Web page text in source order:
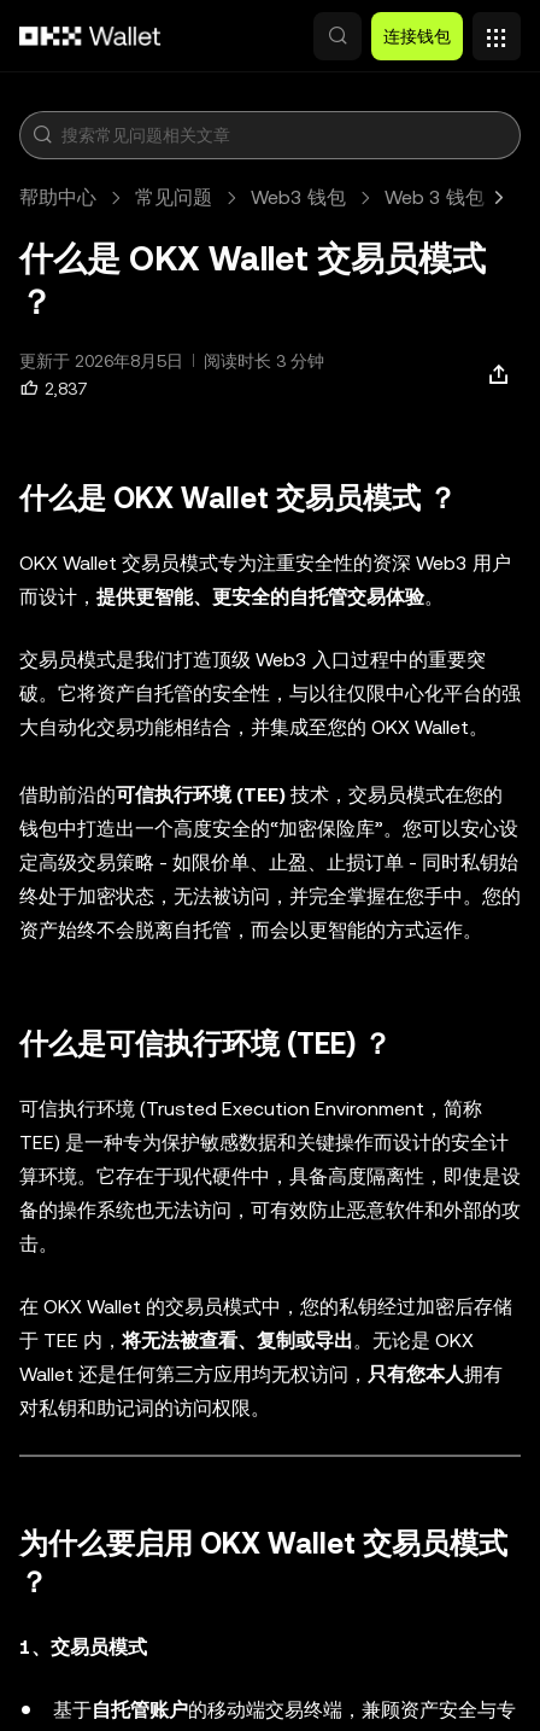
连接钱包
帮助中心 常见问题 Web3 钱包 Web 3 钱包
什么是 OKX Wallet 交易员模式
？
更新于 2026年8月5日
阅读时长 3 分钟
2,837
什么是 OKX Wallet 交易员模式 ？
OKX Wallet 交易员模式专为注重安全性的资深 Web3 用户
而设计， 提供更智能、更安全的自托管交易体验。
交易员模式是我们打造顶级 Web3 入口过程中的重要突
破。它将资产自托管的安全性，与以往仅限中心化平台的强
大自动化交易功能相结合，并集成至您的 OKX Wallet。
借助前沿的可信执行环境 (TEE) 技术， 交易员模式在您的
钱包中打造出一个高度安全的“加密保险库”。您可以安心设
定高级交易策略 - 如限价单、止盈、止损订单 - 同时私钥始
终处于加密状态，无法被访问，并完全掌握在您手中。您的
资产始终不会脱离自托管，而会以更智能的方式运作。
什么是可信执行环境 (TEE) ？
可信执行环境 (Trusted Execution Environment，简称
TEE) 是一种专为保护敏感数据和关键操作而设计的安全计
算环境。它存在于现代硬件中，具备高度隔离性，即使是设
备的操作系统也无法访问，可有效防止恶意软件和外部的攻
击。
在 OKX Wallet 的交易员模式中，您的私钥经过加密后存储
于 TEE 内，将无法被查看、复制或导出。无论是 OKX
Wallet 还是任何第三方应用均无权访问， 只有您本人拥有
对私钥和助记词的访问权限。
为什么要启用 OKX Wallet 交易员模式
？
1、 交易员模式
基于自托管账户的移动端交易终端，兼顾资产安全与专